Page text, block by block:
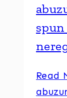
spun
Read